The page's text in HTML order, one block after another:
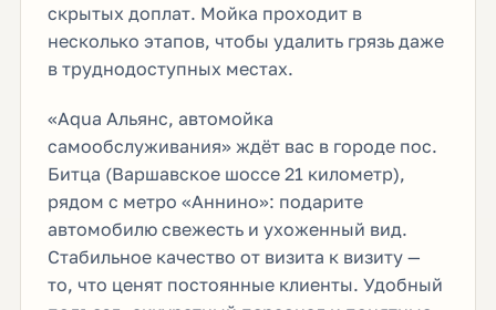
скрытых доплат. Мойка проходит в
несколько этапов, чтобы удалить грязь даже
в труднодоступных местах.
«Aqua Альянс, автомойка
самообслуживания» ждёт вас в городе пос.
Битца (Варшавское шоссе 21 километр),
рядом с метро «Аннино»: подарите
автомобилю свежесть и ухоженный вид.
Стабильное качество от визита к визиту —
то, что ценят постоянные клиенты. Удобный